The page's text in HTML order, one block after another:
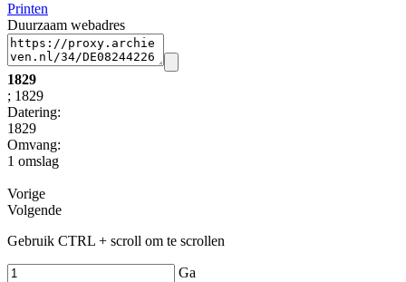
Printen
Duurzaam webadres
1829
; 1829
Datering:
1829
Omvang:
1 omslag
Vorige
Volgende
Gebruik CTRL + scroll om te scrollen
Ga